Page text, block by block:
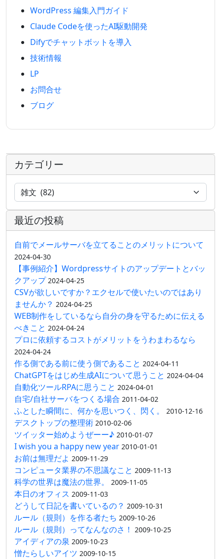
WordPress 編集入門ガイド
Claude Codeを使ったAI駆動開発
Difyでチャットボットを導入
技術情報
LP
お問合せ
ブログ
カテゴリー
最近の投稿
自前でメールサーバを立てることのメリットについて
2024-04-30
【事例紹介】Wordpressサイトのアップデートとバッ
クアップ 2024-04-25
CSVが欲しいですか？エクセルで使いたいのではあり
ませんか？ 2024-04-25
WEB制作をしているなら自分の身を守るために伝える
べきこと 2024-04-24
プロに依頼するコストがメリットをうわまわるなら
2024-04-24
作る側である前に使う側であること 2024-04-11
ChatGPTをはじめ生成AIについて思うこと 2024-04-04
自動化ツールRPAに思うこと 2024-04-01
自宅/自社サーバをつくる場合 2011-04-02
ふとした瞬間に、何かを思いつく、閃く。 2010-12-16
デスクトップの整理術 2010-02-06
ツイッター始めようぜーー♪ 2010-01-07
I wish you a happy new year 2010-01-01
お前は無理だよ 2009-11-29
コンピュータ業界の不思議なこと 2009-11-13
科学の世界は魔法の世界。 2009-11-05
本日のオフィス 2009-11-03
どうして日記を書いているの？ 2009-10-31
ルール（規則）を作る者たち 2009-10-26
ルール（規則）ってなんなのさ！ 2009-10-25
アイディアの泉 2009-10-23
憎たらしいアイツ 2009-10-15